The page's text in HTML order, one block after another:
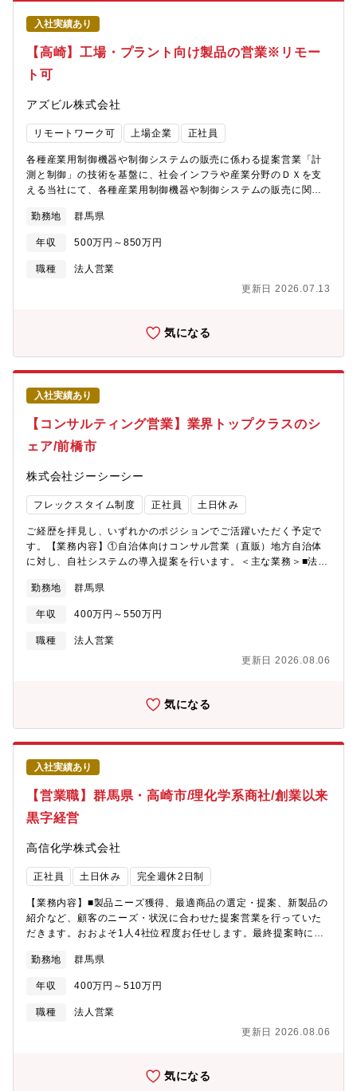
海運産業や航空産業という世界的な業界に日本型オペレーティン
グ・リースというスキームを使って貢献することができるので、
ビジネスインパクトが非常に大きい・決まったアプローチの型は
存在していない為、ご自身で戦略を考えながら紹介者と連携を図
り、実行することが可能・紹介営業がメインとなるため、効率重
きやすい環境】・従業員の平均残業時間は月10～20時間程度・オ
ンとオフのバランスを各自の裁量で上手に調整していくことで、
充実したワーキングスタイルを実現可能・会社として各種制度の
拡充と取得の奨励にも取り組んだ結果、産休・育休からの復職率
100％を達成【メディア特集】 ★YouTube‐テレビ東京特番「何で
会社辞めないんですか？」FPGパート
https://www.youtube.com/watch?v=-qWSGhstnRY★FPG初の
CM「本当に価値ある資産を。」篇 30秒
入社実績あり
【高崎】工場・プラント向け製品の営業※リモー
ト可
アズビル株式会社
リモートワーク可 上場企業 正社員
各種産業用制御機器や制御システムの販売に係わる提案営業「計
測と制御」の技術を基盤に、社会インフラや産業分野のＤＸを支
える当社にて、各種産業用制御機器や制御システムの販売に関わ
象に、、各種制御機器（バルブ・センサ・調節計など）や制御シ
ステムの提案営業を行います。顧客の課題をヒアリングし、最適
な計装ソリューションを技術部門と連携して提案、見積、契約交
渉、納入後のフォローまで一貫して担当します。マーケティング
営業力を発揮できるポジションです。 ＊ノルマはありません。
油・石油化学、化学、半導体、食品、医療・医薬、自動車等、非
常に幅広い業界に顧客を持っている点が特徴です。大きく分け
て、素材産業に関わるプロセスオートメーション、加工組立産業
に関わるファクトリーオートメーションの分野へ計測・制御関連
製品およびソリューションを提供しています。メーカーという立
場を活かし、製品の開発から顧客現場への導入（エンジニアリン
グ）、導入後の保守サービスまでを一貫体制で提供できる点が強
みとなっています。最近では、AI、ビッグデータ、クラウド等の
最新技術も積極的に取り入れ、顧客への新たな付加価値提供に取
https://www.azbil.com/jp/corporate/pr/movie/group-overview-
video.html
勤務地 群馬県
年収 500万円～850万円
職種
法人営業
更新日 2026.07.13
気になる
入社実績あり
【コンサルティング営業】業界トップクラスのシ
ェア/前橋市
株式会社ジーシーシー
フレックスタイム制度 正社員 土日休み
ご経歴を拝見し、いずれかのポジションでご活躍いただく予定で
す。【業務内容】①自治体向けコンサル営業（直販）地方自治体
に対し、自社システムの導入提案を行います。＜主な業務＞■法改
■エンジニアや協力会社と連携した提案活動■導入時の要件調整、
契約管理■稼働後のフォロー、追加提案＜特徴＞■数億～数十億規
模の案件あり■提案期間は数ヶ月～数年単位■顧客と長期的な信頼
関係を構築＝＝＝＝＝＝＝＝＝＝＝＝＝＝＝＝＝＝＝＝＝＝＝＝
品を拡販するパートナー（代理店）を通じて、全国へ展開しま
ートナーの開拓■商談支援（資料提供、製品説明、オンライン同
席）■導入・保守部門との連携＜特徴＞■全国エリアを対象（オン
ライン中心）■直接営業ではなく「販売網の構築」がミッション■
パートナーと協働して事業拡大＝＝＝＝＝＝＝＝＝＝＝＝＝＝＝
＝＝＝＝＝＝＝＝＝＝＝＝＝＝＝＝【取扱商材】・自治体向け基
幹システム（住民情報／税／福祉など）・クラウドサービス／パ
ッケージシステム【入社後の教育体制】・まずは座学から：ITの
基礎や自治体特有のルールを学びます。・OJT（同行）：最初の
半年～1年は先輩の商談に同行。自治体の年間スケジュールに合わ
出身者が活躍中：営業職は異業種（メーカー、金融、人材業界な
ど）からの転職者が多く活躍している職種です。サポート体制は
万全です。
勤務地 群馬県
年収 400万円～550万円
職種
法人営業
更新日 2026.08.06
気になる
入社実績あり
【営業職】群馬県・高崎市/理化学系商社/創業以来
黒字経営
高信化学株式会社
正社員 土日休み 完全週休2日制
【業務内容】■製品ニーズ獲得、最適商品の選定・提案、新製品の
紹介など、顧客のニーズ・状況に合わせた提案営業を行っていた
だきます。おおよそ1人4社位程度お任せします。最終提案時には
す！【取引先】■既存顧客中心とし、企業の研究機関や工場（製
薬/化学/半導体/食品/バイオ等）、公立・民間の研究所、大学等
【商材】■試薬・工業薬品・分析機器・機材など、メイン商材は20
万点を超えています。・工業薬品…エタノールやアンモニア等工
ロマトグラフ、Ｘ線分析装置。【営業職の魅力】■商社でありなが
豊富にあるため、競合企業に対し優位性の高い提案が可能です。■
営業担当が顧客対応・提案の時間を十分に確保できるよう、営業
勤務地 群馬県
年収 400万円～510万円
職種
法人営業
更新日 2026.08.06
気になる